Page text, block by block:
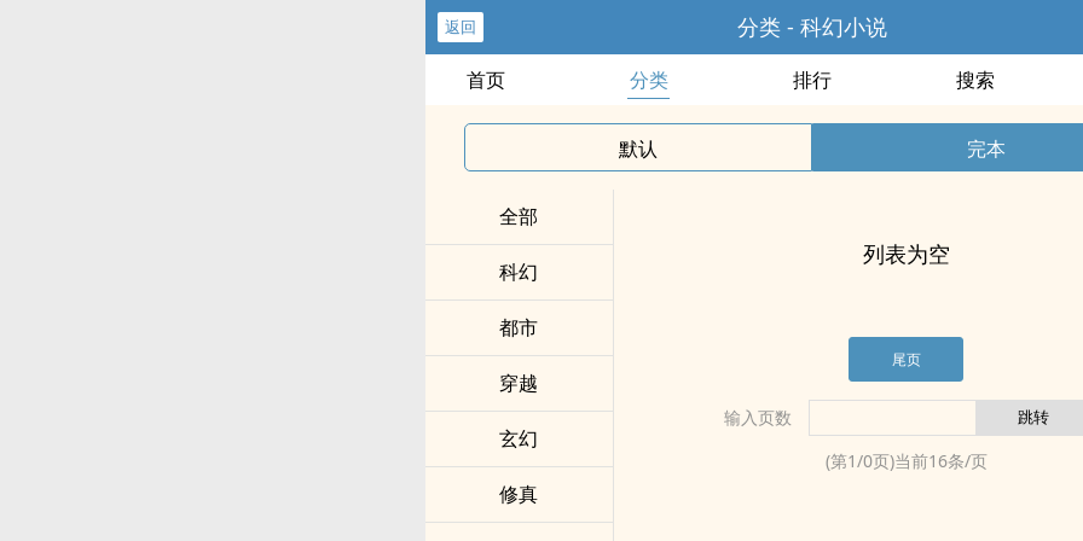
返回 分类 - 科幻小说
首页 分类 排行 搜索
默认 完本
全部
科幻
都市
穿越
玄幻
修真
列表为空
尾页
输入页数
(第1/0页)当前16条/页